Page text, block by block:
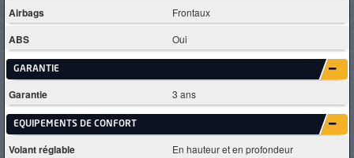
Airbags Frontaux
ABS Oui
GARANTIE
Garantie 3 ans
EQUIPEMENTS DE CONFORT
Volant réglable En hauteur et en profondeur